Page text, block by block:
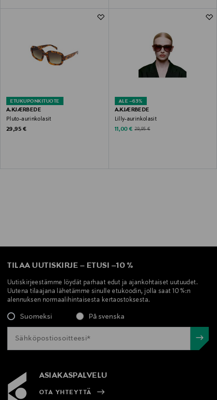
ETUKUPONKITUOTE
A.KJÆRBEDE
Pluto-aurinkolasit
Original Price
29,95 €
ALE –63%
A.KJÆRBEDE
Lilly-aurinkolasit
Discounted Price
11,00 € Original Price
29,95 €
TILAA UUTISKIRJE – ETUSI –10 %
Uutiskirjeestämme löydät parhaat edut ja ajankohtaiset uutuudet.
Uutena tilaajana lähetämme sinulle etukoodin, jolla saat 10 %:n
alennuksen normaalihintaisesta kertaostoksesta.
Suomeksi På svenska
ASIAKASPALVELU
OTA YHTEYTTÄ